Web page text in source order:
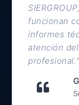
funcionan
informes
atención
profesional.”